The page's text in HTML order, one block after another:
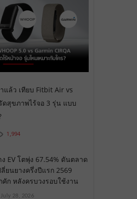
แล้ว เทียบ Fitbit Air vs
ดสุขภาพไร้จอ 3 รุ่น แบบ
1,994
ง EV โตพุ่ง 67.54% ดันตลาด
ลี่ยนยางครึ่งปีแรก 2569
คัก หลังครบวงรอบใช้งาน
28, 2026